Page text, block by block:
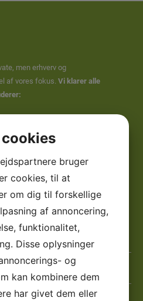
men erhverv og
af vores fokus.Vi klarer alle
Aulum, Sørvad, Vildbjerg,
Borbjerg, Bremdal &
med vores services?
bruger
cookies, til at
om dig til forskellige
af annoncering,
funktionalitet,
Disse oplysninger
og
kan kombinere dem
har givet dem eller